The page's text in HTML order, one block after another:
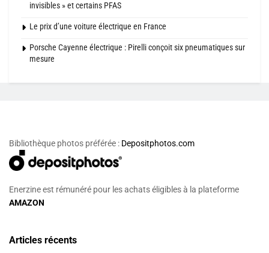
invisibles » et certains PFAS
Le prix d’une voiture électrique en France
Porsche Cayenne électrique : Pirelli conçoit six pneumatiques sur
mesure
Bibliothèque photos préférée : Depositphotos.com
Enerzine est rémunéré pour les achats éligibles à la plateforme
AMAZON
Articles récents